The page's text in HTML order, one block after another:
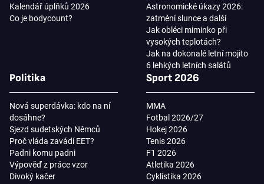
Kalendář úplňků 2026
Co je bodycount?
Astronomické úkazy 2026:
zatmění slunce a další
Jak obléci miminko při
vysokých teplotách?
Jak na dokonalé letní mojito
6 lehkých letních salátů
Politika
Nová superdávka: kdo na ní
dosáhne?
Sjezd sudetských Němců
Proč vláda zavádí EET?
Padni komu padni
Výpověď z práce vzor
Divoký kačer
Sport 2026
MMA
Fotbal 2026/27
Hokej 2026
Tenis 2026
F1 2026
Atletika 2026
Cyklistika 2026